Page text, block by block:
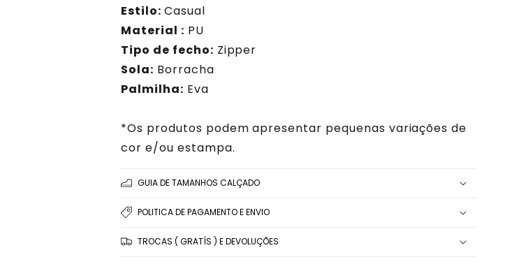
Estilo: Casual
Material : PU
Tipo de fecho: Zipper
Sola: Borracha
Palmilha: Eva
*Os produtos podem apresentar pequenas variações de
cor e/ou estampa.
GUIA DE TAMANHOS CALÇADO
POLITICA DE PAGAMENTO E ENVIO
TROCAS ( GRATÍS ) E DEVOLUÇÕES